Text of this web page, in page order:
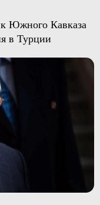
Южного Кавказа
в Турции